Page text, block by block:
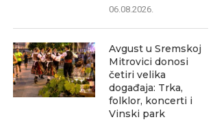
06.08.2026.
Avgust u Sremskoj
Mitrovici donosi
četiri velika
događaja: Trka,
folklor, koncerti i
Vinski park